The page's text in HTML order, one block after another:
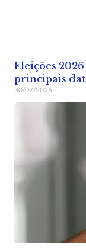
Eleições
principais
30/07/2026